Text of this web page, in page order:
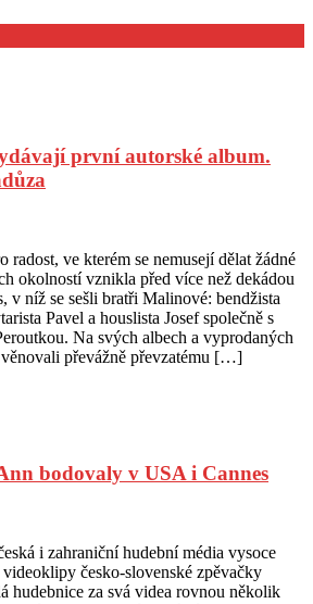
první autorské album.
radost, ve kterém se nemusejí dělat žádné
okolností vznikla před více než dekádou
v níž se sešli bratři Malinové: bendžista
Pavel a houslista Josef společně s
Na svých albech a vyprodaných
věnovali převážně převzatému […]
bodovaly v USA i Cannes
i zahraniční hudební média vysoce
česko-slovenské zpěvačky
hudebnice za svá videa rovnou několik